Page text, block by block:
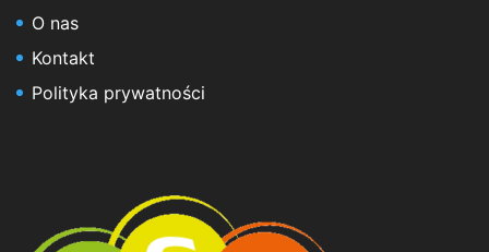
O nas
Kontakt
Polityka prywatności